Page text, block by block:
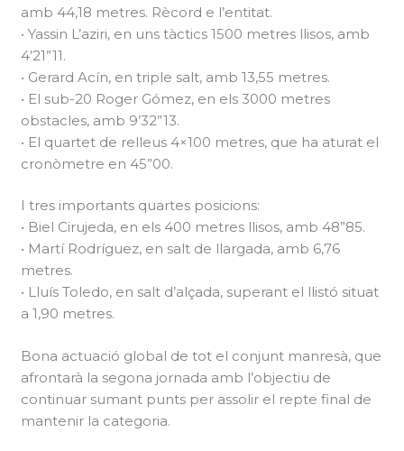
amb 44,18 metres. Rècord e l’entitat.
• Yassin L’aziri, en uns tàctics 1500 metres llisos, amb
4’21”11.
• Gerard Acín, en triple salt, amb 13,55 metres.
• El sub-20 Roger Gómez, en els 3000 metres
obstacles, amb 9’32”13.
• El quartet de relleus 4×100 metres, que ha aturat el
cronòmetre en 45”00.
I tres importants quartes posicions:
• Biel Cirujeda, en els 400 metres llisos, amb 48”85.
• Martí Rodríguez, en salt de llargada, amb 6,76
metres.
• Lluís Toledo, en salt d’alçada, superant el llistó situat
a 1,90 metres.
Bona actuació global de tot el conjunt manresà, que
afrontarà la segona jornada amb l’objectiu de
continuar sumant punts per assolir el repte final de
mantenir la categoria.